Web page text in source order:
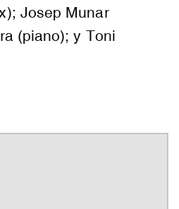
Josep Munar
(piano); y Toni